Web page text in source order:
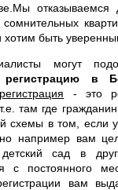
отказываемся
сомнительных
хотим быть
могут
регистрацию в
- это
там где
схемы в том, если
например вам
сад в
с постоянного
вам